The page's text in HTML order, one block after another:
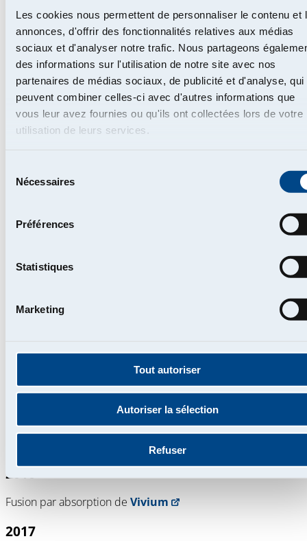
Les cookies nous permettent de personnaliser le contenu et
annonces, d'offrir des fonctionnalités relatives aux médias
sociaux et d'analyser notre trafic. Nous partageons
des informations sur l'utilisation de notre site avec nos
partenaires de médias sociaux, de publicité et d'analyse, qui
peuvent combiner celles-ci avec d'autres informations que
vous leur avez fournies ou qu'ils ont collectées lors de votre
utilisation de leurs services.
Nécessaires
Préférences
Statistiques
Marketing
Tout autoriser
Autoriser la sélection
Refuser
collaboration avec le Groupe IMA et Ethias)
2003
Acquisition dePiette & Partners
2004
Création deVivium
(via l'acquisition de Zurich Assurance
Création de la
Hilde Vernaillensuccède à Jacques Forest en tant que CEO
La Fondation P&V organise pour la première fois leprojet
2016
Fusion par absorption de Vivium
2017